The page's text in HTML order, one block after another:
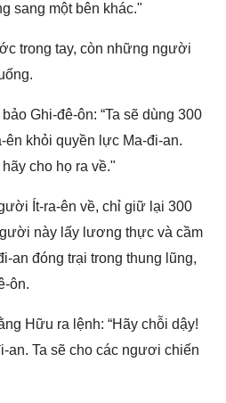
sang một bên khác."
trong tay, còn những người
Ghi-đê-ôn: “Ta sẽ dùng 300
khỏi quyền lực Ma-đi-an.
cho họ ra về."
Ít-ra-ên về, chỉ giữ lại 300
này lấy lương thực và cầm
an đóng trại trong thung lũng,
ôn.
Hữu ra lệnh: “Hãy chỗi dậy!
an. Ta sẽ cho các ngươi chiến